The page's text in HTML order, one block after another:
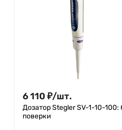
6 110 ₽/шт.
Дозатор Stegler SV-1-10-100:
поверки